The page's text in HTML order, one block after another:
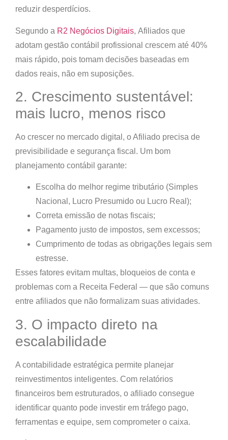
reduzir desperdícios.
Segundo a R2 Negócios Digitais, Afiliados que
adotam gestão contábil profissional crescem até 40%
mais rápido, pois tomam decisões baseadas em
dados reais, não em suposições.
2. Crescimento sustentável:
mais lucro, menos risco
Ao crescer no mercado digital, o Afiliado precisa de
previsibilidade e segurança fiscal . Um bom
planejamento contábil garante:
Escolha do melhor regime tributário (Simples
Nacional, Lucro Presumido ou Lucro Real);
Correta emissão de notas fiscais;
Pagamento justo de impostos, sem excessos;
Cumprimento de todas as obrigações legais sem
estresse.
Esses fatores evitam multas, bloqueios de conta e
problemas com a Receita Federal — que são comuns
entre afiliados que não formalizam suas atividades.
3. O impacto direto na
escalabilidade
A contabilidade estratégica permite planejar
reinvestimentos inteligentes. Com relatórios
financeiros bem estruturados, o afiliado consegue
identificar quanto pode investir em tráfego pago,
ferramentas e equipe, sem comprometer o caixa.